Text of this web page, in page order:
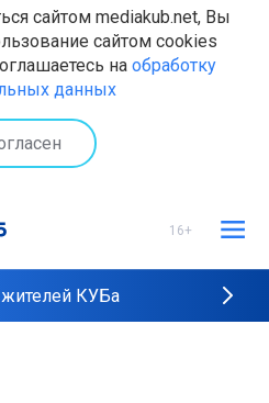
сайтом mediakub.net, Вы
сайтом cookies
на обработку
данных
16+
КУБа